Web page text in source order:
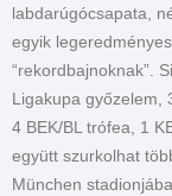
labdarúgócsapata,
egyik
“rekordbajnoknak”.
Ligakupa győzelem,
4 BEK/BL trófea, 1
együtt szurkolhat
München